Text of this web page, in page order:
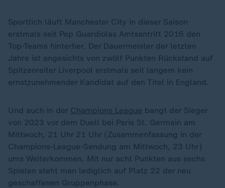
Sportlich läuft Manchester City in dieser Saison
erstmals seit Pep Guardiolas Amtsantritt 2016 den
Top-Teams hinterher. Der Dauermeister der letzten
Jahre ist angesichts von zwölf Punkten Rückstand auf
Spitzenreiter Liverpool erstmals seit langem kein
ernstzunehmender Kandidat auf den Titel in England.
Und auch in der Champions League bangt der Sieger
von 2023 vor dem Duell bei Paris St. Germain am
Mittwoch, 21 Uhr 21 Uhr (Zusammenfassung in der
Champions-League-Sendung am Mittwoch, 23 Uhr)
ums Weiterkommen. Mit nur acht Punkten aus sechs
Spielen steht man lediglich auf Platz 22 der neu
geschaffenen Gruppenphase.